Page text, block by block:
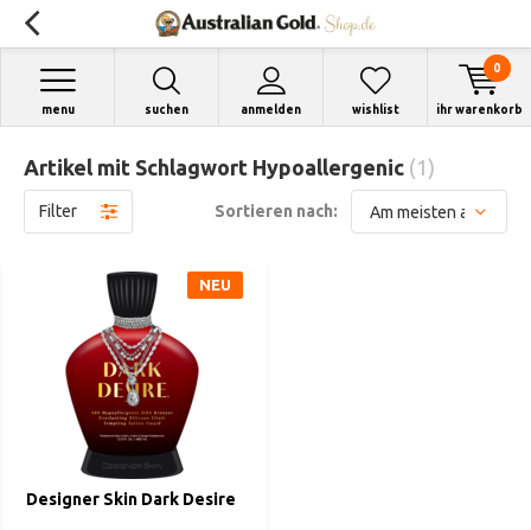
suchen anmelden
menu wishlist ihr warenkorb
0
Artikel mit Schlagwort Hypoallergenic (1)
Filter Sortieren nach:
Designer Skin Dark Desire
NEU